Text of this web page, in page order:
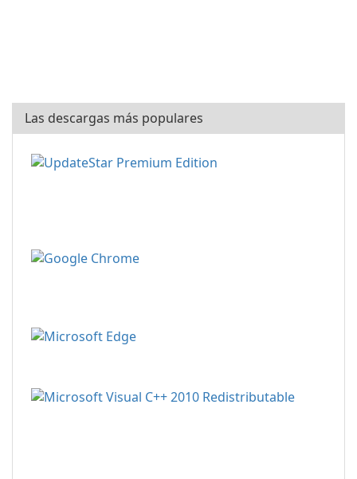
Las descargas más populares